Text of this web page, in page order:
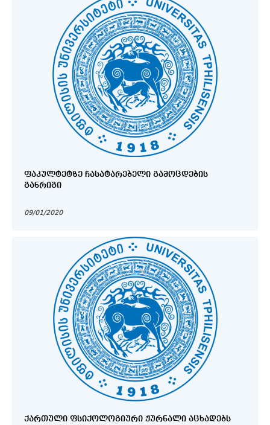
ᲤᲐᲙᲣᲚᲢᲔᲢᲖᲔ ᲩᲐᲡᲐᲢᲐᲠᲔᲑᲔᲚᲘ ᲒᲐᲛᲝᲪᲓᲔᲑᲘᲡ
ᲒᲐᲜᲠᲘᲒᲘ
09/01/2020
ᲥᲐᲠᲗᲣᲚᲘ ᲤᲡᲘᲥᲝᲚᲝᲒᲘᲣᲠᲘ ᲟᲣᲠᲜᲐᲚᲘ ᲐᲪᲮᲐᲓᲔᲑᲡ